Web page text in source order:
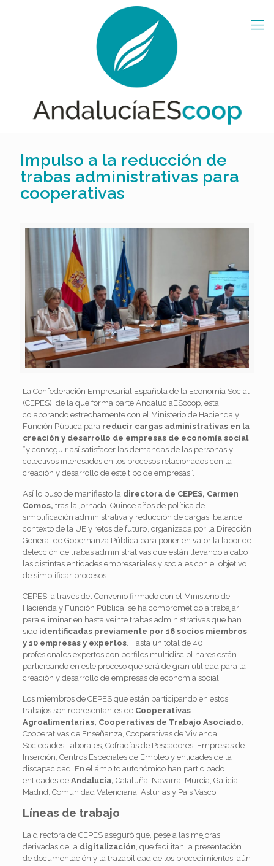
Impulso a la reducción de
trabas administrativas para
cooperativas
La Confederación Empresarial Española de la Economía Social
(CEPES), de la que forma parte AndalucíaEScoop, está
colaborando estrechamente con el Ministerio de Hacienda y
Función Pública para reducir cargas administrativas en la
creación y desarrollo de empresas de economía social
“y conseguir así satisfacer las demandas de las personas y
colectivos interesados en los procesos relacionados con la
creación y desarrollo de este tipo de empresas”.
Así lo puso de manifiesto la directora de CEPES, Carmen
Comos, tras la jornada ‘Quince años de política de
simplificación administrativa y reducción de cargas: balance,
contexto de la UE y retos de futuro’, organizada por la Dirección
General de Gobernanza Pública para poner en valor la labor de
detección de trabas administrativas que están llevando a cabo
las distintas entidades empresariales y sociales con el objetivo
de simplificar procesos.
CEPES, a través del Convenio firmado con el Ministerio de
Hacienda y Función Pública, se ha comprometido a trabajar
para eliminar en hasta veinte trabas administrativas que han
sido identificadas previamente por 16 socios miembros
y 10 empresas y expertos. Hasta un total de 40
profesionales expertos con perfiles multidisciplinares están
participando en este proceso que será de gran utilidad para la
creación y desarrollo de empresas de economía social.
Los miembros de CEPES que están participando en estos
trabajos son representantes deCooperativas
Agroalimentarias, Cooperativas de Trabajo Asociado
Cooperativas de Enseñanza, Cooperativas de Vivienda,
Sociedades Laborales, Cofradías de Pescadores, Empresas de
Inserción, Centros Especiales de Empleo y entidades de la
discapacidad. En el ámbito autonómico han participado
entidades deAndalucía, Cataluña, Navarra, Murcia, Galicia,
Madrid, Comunidad Valenciana, Asturias y País Vasco.
Líneas de trabajo
La directora de CEPES aseguró que, pese a las mejoras
derivadas de la digitalización , que facilitan la presentación
de documentación y la trazabilidad de los procedimientos, aún